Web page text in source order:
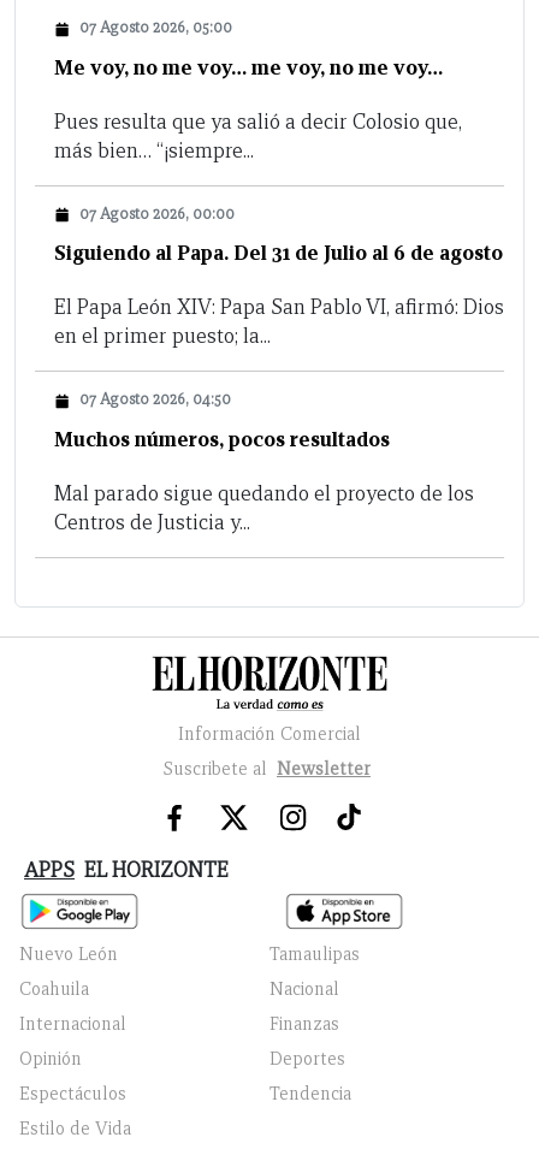
07 Agosto 2026, 05:00
Me voy, no me voy… me voy, no me voy…
Pues resulta que ya salió a decir Colosio que,
más bien… “¡siempre...
07 Agosto 2026, 00:00
Siguiendo al Papa. Del 31 de Julio al 6 de agosto
El Papa León XIV: Papa San Pablo VI, afirmó: Dios
en el primer puesto; la...
07 Agosto 2026, 04:50
Muchos números, pocos resultados
Mal parado sigue quedando el proyecto de los
Centros de Justicia y...
Información Comercial
Suscribete al
Newsletter
APPS EL HORIZONTE
Nuevo León
Tamaulipas
Coahuila
Nacional
Internacional
Finanzas
Opinión
Deportes
Espectáculos
Tendencia
Estilo de Vida